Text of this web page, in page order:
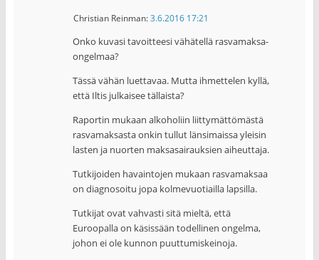
Christian Reinman:3.6.2016 17:21
Onko kuvasi tavoitteesi vähätellä rasvamaksa-
ongelmaa?
Tässä vähän luettavaa. Mutta ihmettelen kyllä,
että Iltis julkaisee tällaista?
Raportin mukaan alkoholiin liittymättömästä
rasvamaksasta onkin tullut länsimaissa yleisin
lasten ja nuorten maksasairauksien aiheuttaja.
Tutkijoiden havaintojen mukaan rasvamaksaa
on diagnosoitu jopa kolmevuotiailla lapsilla.
Tutkijat ovat vahvasti sitä mieltä, että
Euroopalla on käsissään todellinen ongelma,
johon ei ole kunnon puuttumiskeinoja.